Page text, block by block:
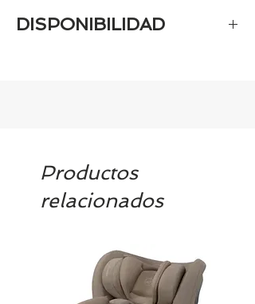
DISPONIBILIDAD
Productos
relacionados